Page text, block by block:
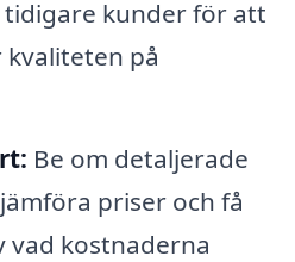
kunder för att
kvaliteten på
Be om detaljerade
priser och få
vad kostnaderna